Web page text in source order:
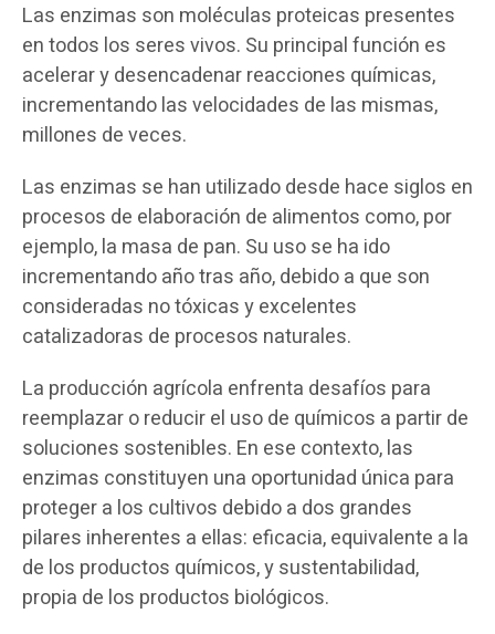
Las enzimas son moléculas proteicas presentes
en todos los seres vivos. Su principal función es
acelerar y desencadenar reacciones químicas,
incrementando las velocidades de las mismas,
millones de veces.
Las enzimas se han utilizado desde hace siglos en
procesos de elaboración de alimentos como, por
ejemplo, la masa de pan. Su uso se ha ido
incrementando año tras año, debido a que son
consideradas no tóxicas y excelentes
catalizadoras de procesos naturales.
La producción agrícola enfrenta desafíos para
reemplazar o reducir el uso de químicos a partir de
soluciones sostenibles. En ese contexto, las
enzimas constituyen una oportunidad única para
proteger a los cultivos debido a dos grandes
pilares inherentes a ellas: eficacia, equivalente a la
de los productos químicos, y sustentabilidad,
propia de los productos biológicos.